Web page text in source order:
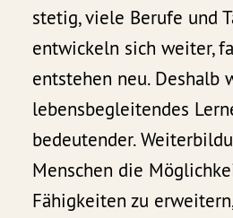
stetig, viele Berufe und
entwickeln sich weiter,
entstehen neu. Deshalb
lebensbegleitendes
bedeutender.
Menschen die
Fähigkeiten zu